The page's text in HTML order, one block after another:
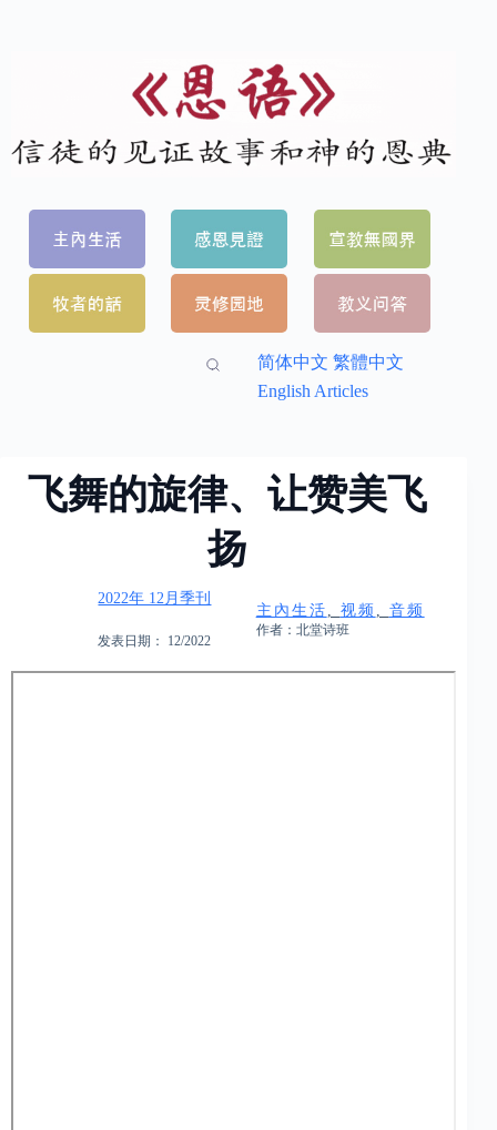
简体中文 繁體中文
English Articles
飞舞的旋律、让赞美飞
扬
2022年 12月季刊
发表日期： 12/2022
主內生活 视频 音频
作者：北堂诗班